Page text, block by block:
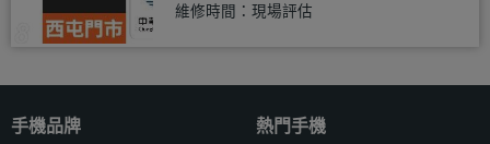
維修時間：現場評估
手機品牌 熱門手機